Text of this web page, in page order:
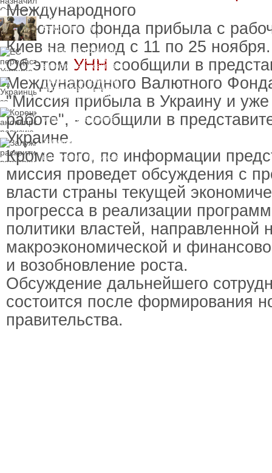
пресечения
Топ-чиновнику
Воздушных сил
вручили подозрение по
делу о растрате более
1 млрд гривен
ЕС передаст Украине
средства от доходов от
замороженных активов
Украинцы за рубежом
могут потерять доступ
к госжилью и выплатам
Корецкий анонсировал
ревизию госбюджета
Залужный
вступление Украины в
НАТО и предлагает
другие варианты
Международного
валютного фонда прибыла с
Киев на период с 11 по 25 ноября.
Об этом УНН сообщили в
Международного Валютного
"Миссия прибыла в Украину и уже
работе", - сообщили в
Украине.
Кроме того, по информации
миссия проведет обсуждения с
власти страны текущей
прогресса в реализации
политики властей, направленной
макроэкономической и
и возобновление роста.
Обсуждение дальнейшего
состоится после формирования
правительства.